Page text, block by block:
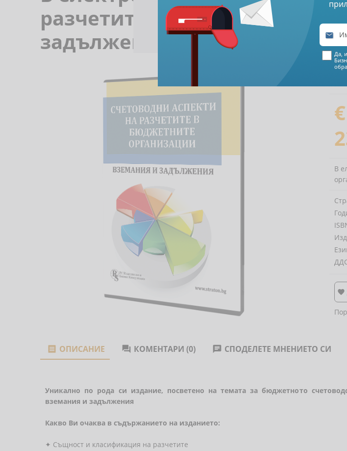
разчетите в бюджетните
задължения
В

 ОПИСАНИЕ  КОМЕНТАРИ (0)  СПОДЕЛЕТЕ МНЕНИЕТО СИ
Уникално по рода си издание, посветено на темата за бюджетното
вземания и задължения
Какво Ви очаква в съдържанието на изданието:
✦ Същност и класификация на разчетите

Да,